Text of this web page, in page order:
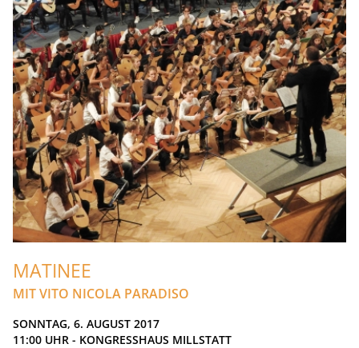
MATINEE
MIT VITO NICOLA PARADISO
SONNTAG, 6. AUGUST 2017
11:00 UHR - KONGRESSHAUS MILLSTATT